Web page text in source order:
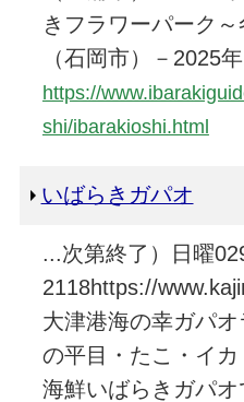
きフラワーパーク
（石岡市）－2025
https://
shi/ibarakioshi.html
いばらきガパオ
...次第終了）日曜
2118https://
大津港海の幸ガパ
の平目・たこ・イカ
海鮮いばらきガパ